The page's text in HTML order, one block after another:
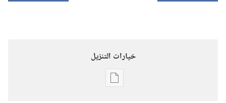
خيارات التنزيل
خيارات